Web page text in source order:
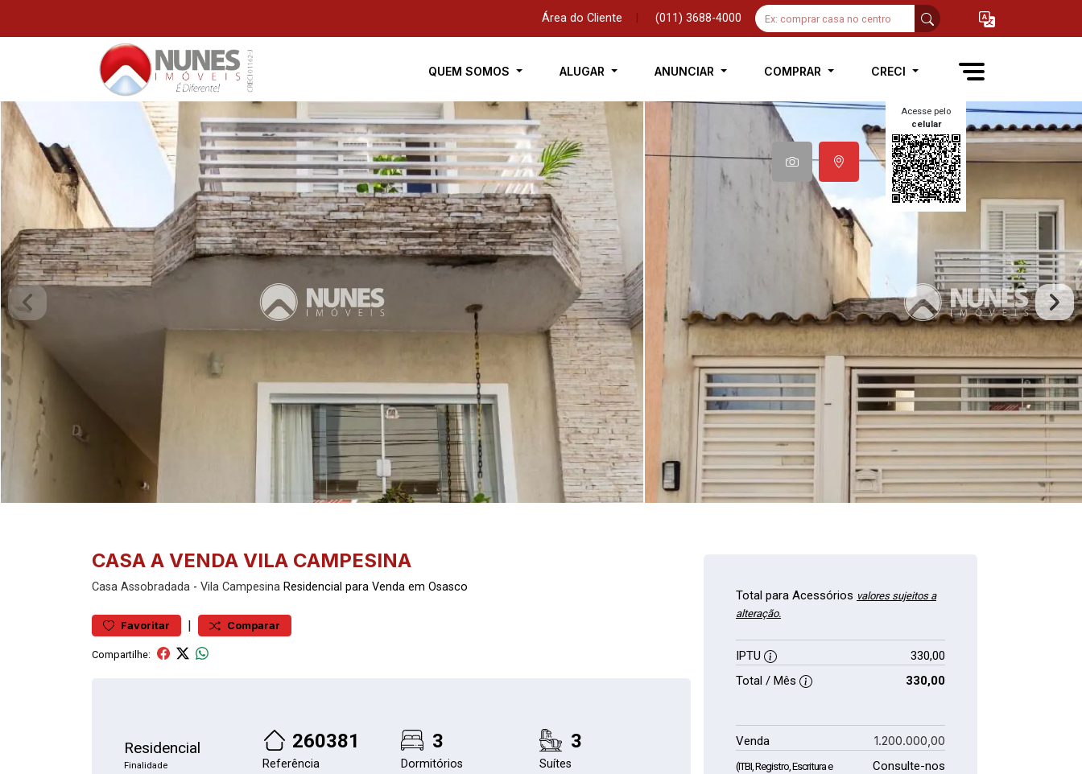
Área do Cliente (011) 3688-4000
QUEM SOMOS ALUGAR ANUNCIAR COMPRAR CRECI
Acesse pelo
celular
CASA A VENDA VILA CAMPESINA
Casa Assobradada - Vila Campesina Residencial para Venda em Osasco
Favoritar | Comparar
Compartilhe:
Residencial
Finalidade
260381
Referência
3
Dormitórios
3
Suítes
Total para Acessórios valores sujeitos a
alteração.
IPTU
330,00
Total / Mês
330,00
Venda 1.200.000,00
(ITBI, Registro, Escritura e
Consulte-nos